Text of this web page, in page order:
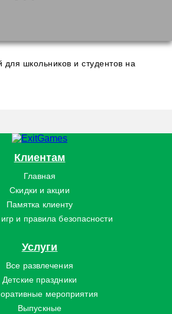
для школьников и студентов на
Клиентам
Главная
Скидки и акции
Памятка клиенту
и правила безопасности
Услуги
Все развлечения
Детские праздники
мероприятия
Выпускные